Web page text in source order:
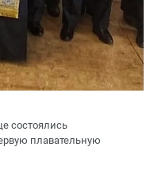
состоялись
плавательную